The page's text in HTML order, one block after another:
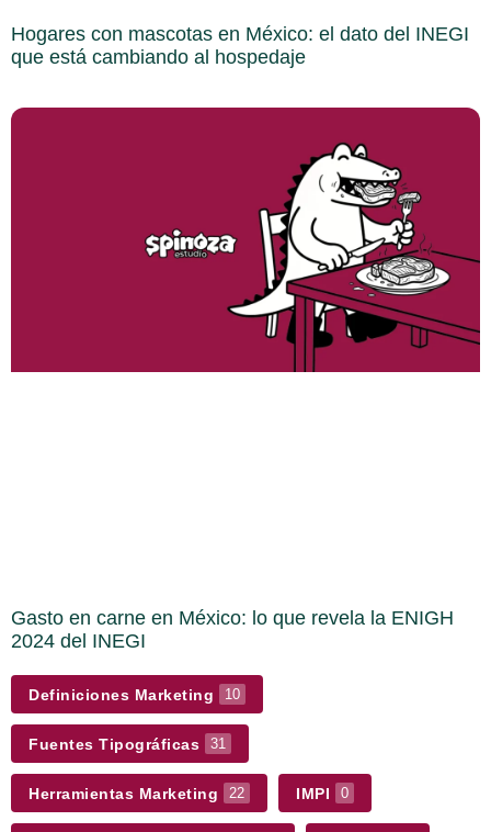
Hogares con mascotas en México: el dato del INEGI
que está cambiando al hospedaje
Gasto en carne en México: lo que revela la ENIGH
2024 del INEGI
Definiciones Marketing 10
Fuentes Tipográficas 31
Herramientas Marketing 22 IMPI 0